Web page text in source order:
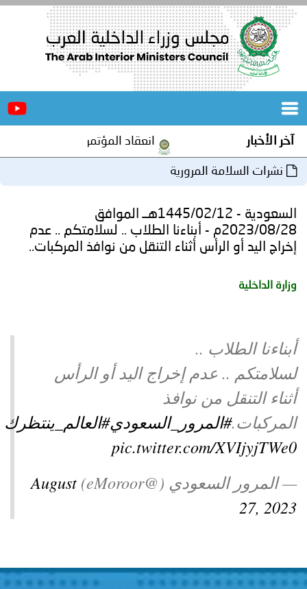
الرئيسية
المجلس
مؤتمرات
و
اجتماعات
جهود
و
برامج
الإلكترونية
صور
وفيديو
مجلة
أصداء
الأمانة
إعلانات
من
بنا
آخر الأخبار انعقاد المؤتمر العربي الثاني
نشرات السلامة المرورية
السعودية - 1445/02/12هــ الموافق
2023/08/28م - أبناءنا الطلاب .. لسلامتكم .. عدم
إخراج اليد أو الرأس أثناء التنقل من نوافذ المركبات..
وزارة الداخلية
أبناءنا الطلاب ..
لسلامتكم .. عدم إخراج اليد أو الرأس
أثناء التنقل من نوافذ
المركبات.#المرور_السعودي#العالم_ينتظرك
pic.twitter.com/XVIjyjTWe0
— المرور السعودي (@eMoroor)
August
27, 2023